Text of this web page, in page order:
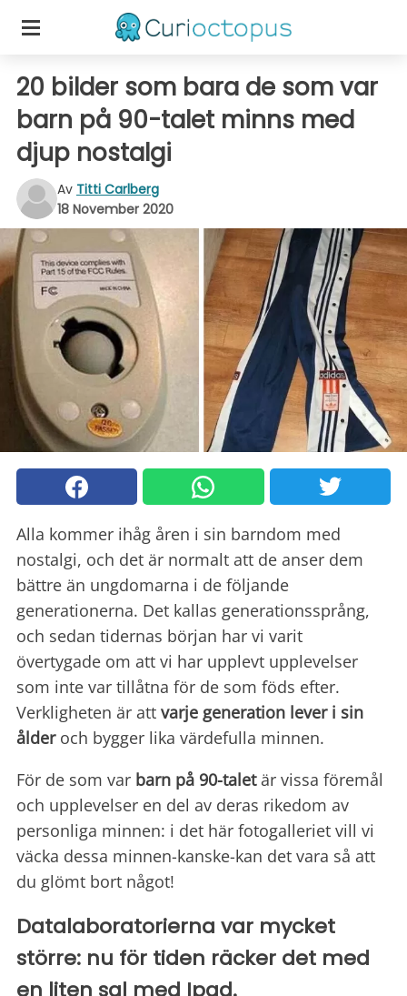
20 bilder som bara de som var
barn på 90-talet minns med
djup nostalgi
Av Titti Carlberg
18 November 2020
Alla kommer ihåg åren i sin barndom med
nostalgi, och det är normalt att de anser dem
bättre än ungdomarna i de följande
generationerna. Det kallas generationssprång,
och sedan tidernas början har vi varit
övertygade om att vi har upplevt upplevelser
som inte var tillåtna för de som föds efter.
Verkligheten är att varje generation lever i sin
ålderoch bygger lika värdefulla minnen.
För de som var barn på 90-taletär vissa föremål
och upplevelser en del av deras rikedom av
personliga minnen: i det här fotogalleriet vill vi
väcka dessa minnen-kanske-kan det vara så att
du glömt bort något!
Datalaboratorierna var mycket
större: nu för tiden räcker det med
en liten sal med Ipad.